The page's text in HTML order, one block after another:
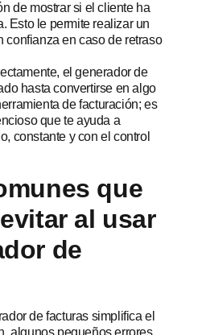
de mostrar si el cliente ha
Esto le permite realizar un
confianza en caso de retraso
el generador de
hasta convertirse en algo
de facturación; es
que te ayuda a
constante y con el control
que
al usar
de
de facturas simplifica el
algunos pequeños errores